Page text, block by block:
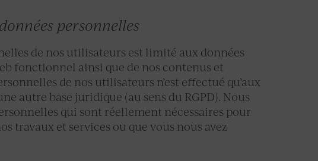
personnelles
de nos utilisateurs est limité aux données
fonctionnel ainsi que de nos contenus et
de nos utilisateurs n’est effectué qu’aux
autre base juridique (au sens du RGPD). Nous
qui sont réellement nécessaires pour
travaux et services ou que vous nous avez